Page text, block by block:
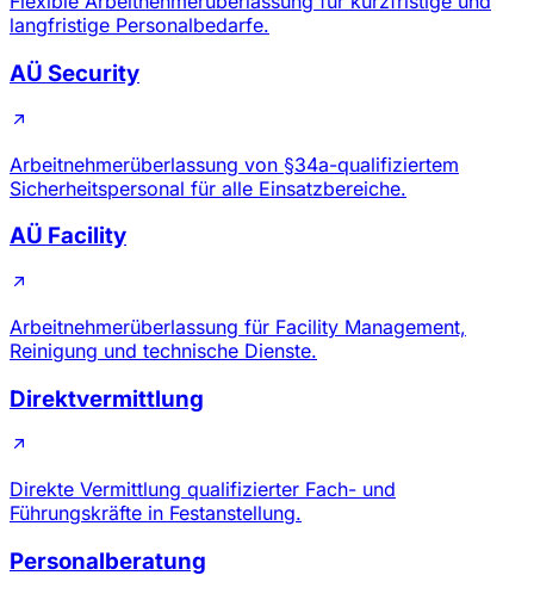
langfristige Personalbedarfe.
AÜ Security
Arbeitnehmerüberlassung von §34a-qualifiziertem
Sicherheitspersonal für alle Einsatzbereiche.
AÜ Facility
Arbeitnehmerüberlassung für Facility Management,
Reinigung und technische Dienste.
Direktvermittlung
Direkte Vermittlung qualifizierter Fach- und
Führungskräfte in Festanstellung.
Personalberatung